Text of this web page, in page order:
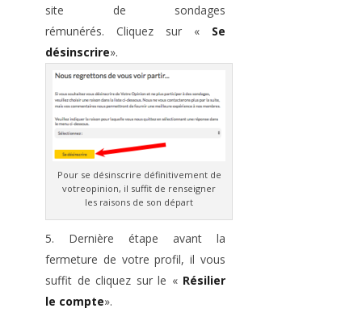
site de sondages
rémunérés. Cliquez sur « Se
désinscrire».
Pour se désinscrire définitivement de
votreopinion, il suffit de renseigner
les raisons de son départ
Dernière étape avant la
fermeture de votre profil, il vous
suffit de cliquez sur le « Résilier
le compte».